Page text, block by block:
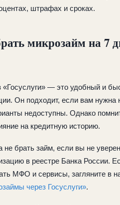
штрафах и сроках.
микрозайм на 7
«Госуслуги» — это удобный и
Он подходит, если вам
недоступны. Однако
на кредитную историю.
не брать займ, если вы не
в реестре Банка России.
МФО и сервисы, загляните в
через Госуслуги».